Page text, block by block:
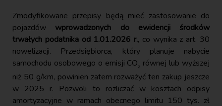
Zmodyfikowane przepisy będą mieć zastosowanie do
pojazdów wprowadzonych do ewidencji środków
trwałych podatnika od 1.01.2026 r., co wynika z art. 30
nowelizacji. Przedsiębiorca, który planuje nabycie
samochodu osobowego o emisji CO₂ równej lub wyższej
niż 50 g/km, powinien zatem rozważyć ten zakup jeszcze
w 2025 r. Pozwoli to rozliczać w kosztach odpisy
amortyzacyjne w ramach obecnego limitu 150 tys. zł